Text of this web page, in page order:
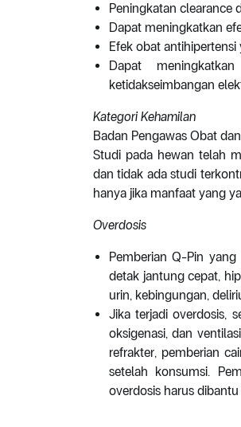
Peningkatan clearance
Dapat meningkatkan
Efek obat
Dapat
ketidakseimbangan
Kategori Kehamilan
Badan Pengawas Obat
Studi pada hewan telah
dan tidak ada studi
hanya jika manfaat yang
Overdosis
Pemberian Q-Pin
detak jantung cepat,
urin, kebingungan,
Jika terjadi overdosis,
oksigenasi, dan
refrakter, pemberian
setelah konsumsi.
overdosis harus